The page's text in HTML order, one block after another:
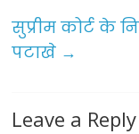
o
k
सुप्रीम कोर्ट के
पटाखे →
Leave a Reply